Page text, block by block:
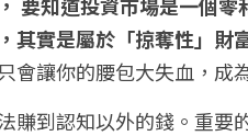
其實是屬於「掠奪性」財
會讓你的腰包大失血，成
賺到認知以外的錢。重要